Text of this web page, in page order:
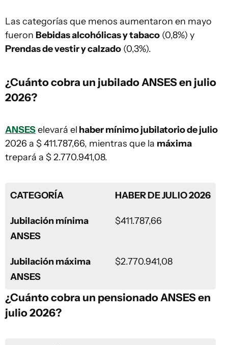
Las categorías que menos aumentaron en mayo
fueron Bebidas alcohólicas y tabaco (0,8%) y
Prendas de vestir y calzado (0,3%).
¿Cuánto cobra un jubilado ANSES en julio
2026?
ANSESelevará el haber mínimo jubilatorio de julio
2026 a $ 411.787,66, mientras que la máxima
trepará a $ 2.770.941,08.
CATEGORÍA HABER DE JULIO 2026
Jubilación mínima
ANSES
$411.787,66
Jubilación máxima
ANSES
$2.770.941,08
¿Cuánto cobra un pensionado ANSES en
julio 2026?